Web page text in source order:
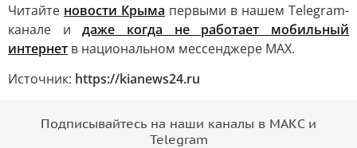
Читайте новости Крыма первыми в нашем Telegram-
канале идаже когда не работает мобильный
интернет в национальном мессенджере MAX.
Источник: https://kianews24.ru
Подписывайтесь на наши каналы в МАКС и
Telegram